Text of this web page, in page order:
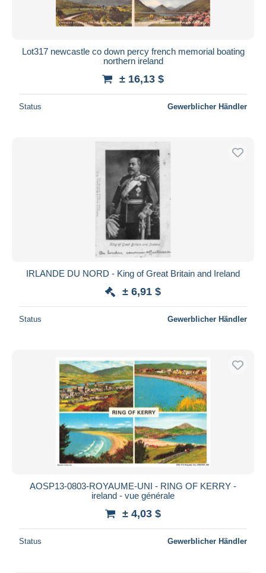
Lot317 newcastle co down percy french memorial boating
northern ireland
± 16,13 $
Status Gewerblicher Händler
IRLANDE DU NORD - King of Great Britain and Ireland
± 6,91 $
Status Gewerblicher Händler
AOSP13-0803-ROYAUME-UNI - RING OF KERRY -
ireland - vue générale
± 4,03 $
Status Gewerblicher Händler